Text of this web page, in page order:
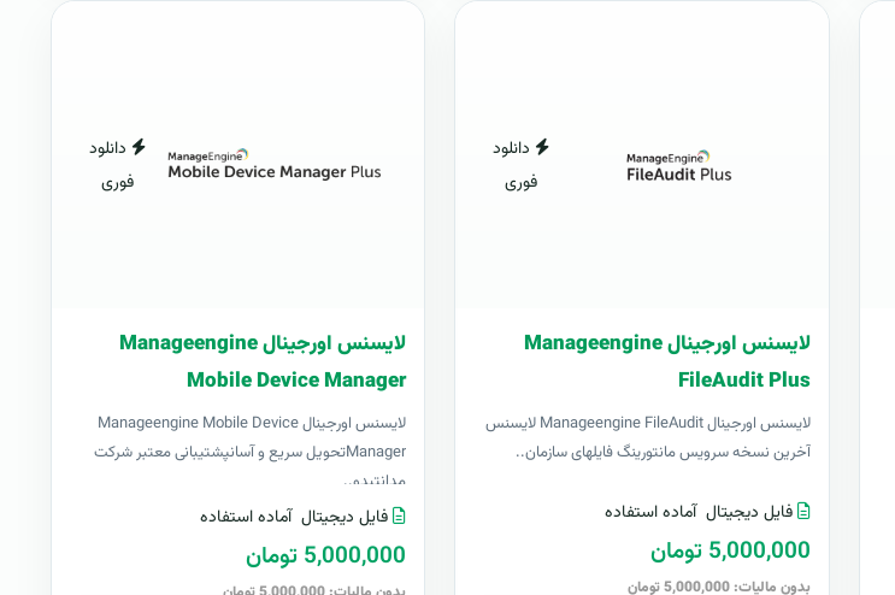
دانلود
فوری
لایسنس اورجینال Manageengine
FileAudit Plus
لایسنس اورجینال Manageengine FileAudit لایسنس
آخرین نسخه سرویس مانتورینگ فایلهای سازمان..
فایل دیجیتال آماده استفاده
5,000,000 تومان
بدون مالیات: 5,000,000 تومان
دانلود
فوری
لایسنس اورجینال Manageengine
Mobile Device Manager
لایسنس اورجینال Manageengine Mobile Device
Managerتحویل سریع و آسانپشتیبانی معتبر شرکت
مدانتبدو..
فایل دیجیتال آماده استفاده
5,000,000 تومان